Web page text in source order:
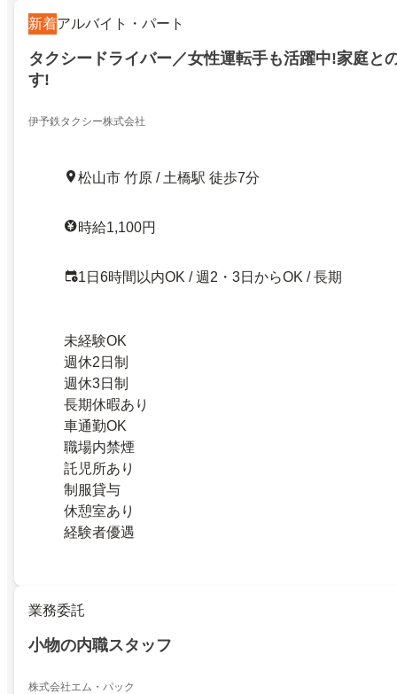
新着アルバイト・パート
タクシードライバー／女性運転手も活躍中!家庭と
す!
伊予鉄タクシー株式会社
松山市 竹原 / 土橋駅 徒歩7分
時給1,100円
1日6時間以内OK / 週2・3日からOK / 長期
未経験OK
週休2日制
週休3日制
長期休暇あり
車通勤OK
職場内禁煙
託児所あり
制服貸与
休憩室あり
経験者優遇
業務委託
小物の内職スタッフ
株式会社エム・パック